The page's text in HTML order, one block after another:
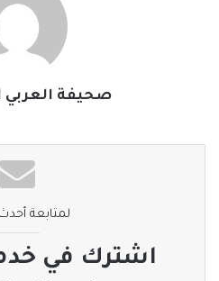
صحيفة العربي
لمتابعة أحدث
اشترك في